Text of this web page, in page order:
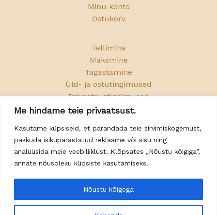
Me hindame teie privaatsust.
Kasutame küpsiseid, et parandada teie sirvimiskogemust,
pakkuda isikupärastatud reklaame või sisu ning
analüüsida meie veebiliiklust. Klõpsates „Nõustu kõigiga”,
annate nõusoleku küpsiste kasutamiseks.
Nõustu kõigega
Minu konto
Ostukorv
Tellimine
Maksmine
Tagastamine
Üld- ja ostutingimused
Privaatsustingimused
📞+372 5077918
✉️info@merkuro.ee
📍 Kriidisoo põik 6, Taaravainu, Rakvere v.
📍 Lähim bussipeatus: Rohu, buss nr. 5
🕐 Klienditeenindus: E–R 09:00–18:00